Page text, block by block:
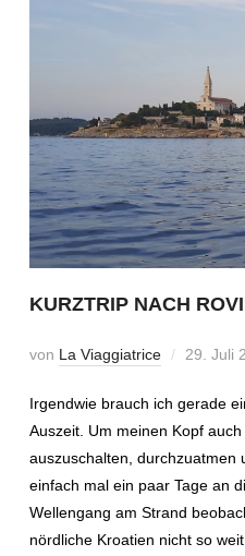
KURZTRIP NACH
von La Viaggiatrice 29. Juli
Irgendwie brauch ich gerade
Auszeit. Um meinen Kopf
auszuschalten, durchzuatmen
einfach mal ein paar Tage an
Wellengang am Strand
nördliche Kroatien nicht so